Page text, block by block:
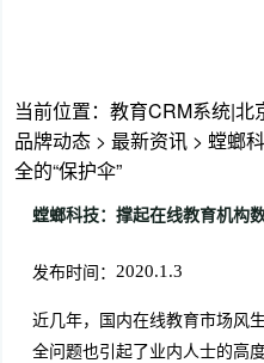
当前位置： 教育CRM系统|北
品牌动态 > 最新资讯 > 螳螂
全的“保护伞”
螳螂科技：撑起在线教育机构
发布时间： 2020.1.3
近几年，国内在线教育市场风
全问题也引起了业内人士的高